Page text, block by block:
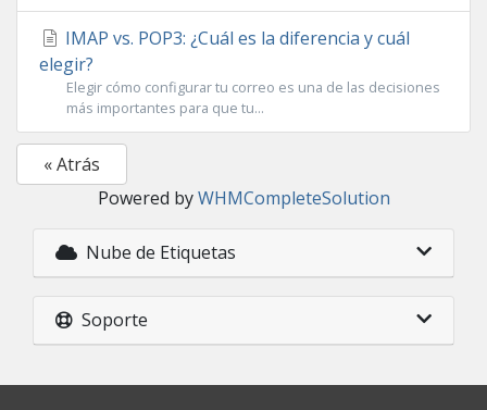
IMAP vs. POP3: ¿Cuál es la diferencia y cuál
elegir?
Elegir cómo configurar tu correo es una de las decisiones
más importantes para que tu...
« Atrás
Powered byWHMCompleteSolution
Nube de Etiquetas
Soporte